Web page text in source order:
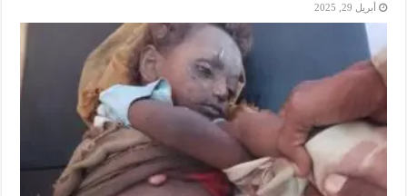
أبريل 29, 2025